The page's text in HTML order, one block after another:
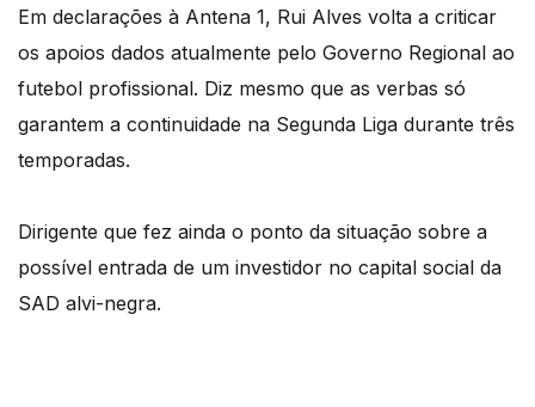
Em declarações à Antena 1, Rui Alves volta a criticar
os apoios dados atualmente pelo Governo Regional ao
futebol profissional. Diz mesmo que as verbas só
garantem a continuidade na Segunda Liga durante três
temporadas.
Dirigente que fez ainda o ponto da situação sobre a
possível entrada de um investidor no capital social da
SAD alvi-negra.